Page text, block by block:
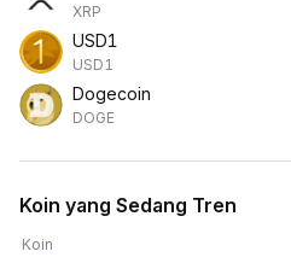
XRP
USD1
USD1
Dogecoin
DOGE
Koin yang Sedang Tren
Koin